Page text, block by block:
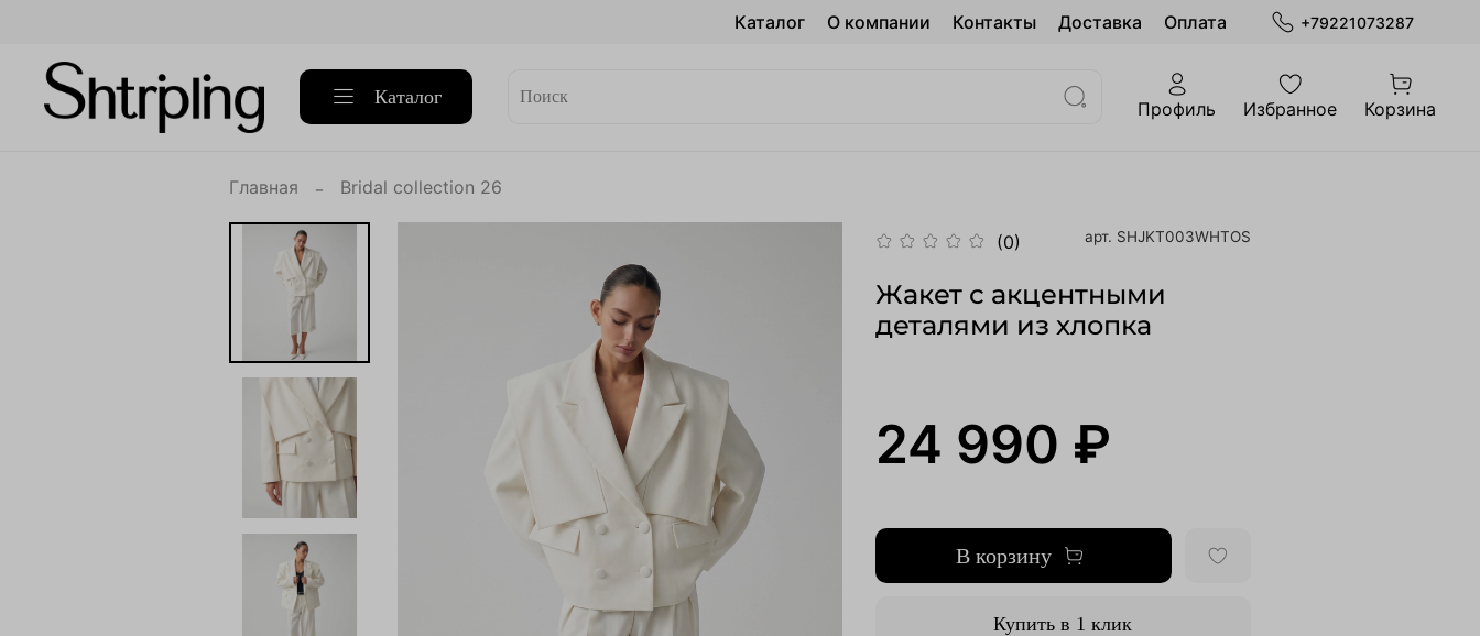
Каталог О компании Контакты Доставка Оплата +79221073287
Каталог
Профиль Избранное Корзина
Главная Bridal collection 26
(0) арт. SHJKT003WHTOS
Жакет с акцентными
деталями из хлопка
24 990 ₽
В корзину
Купить в 1 клик